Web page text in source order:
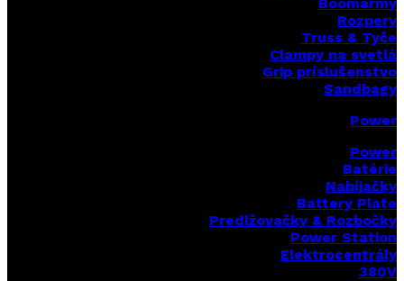
Rozpery
Truss & Tyče
Clampy na svetlá
Grip príslušenstvo
Sandbagy
Power
Power
Batérie
Nabíjačky
Battery Plate
Predlžovačky & Rozbočky
Power Station
Elektrocentrály
380V